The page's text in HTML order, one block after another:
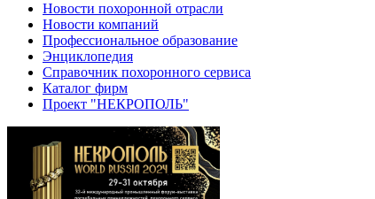
Новости похоронной отрасли
Новости компаний
Профессиональное образование
Энциклопедия
Справочник похоронного сервиса
Каталог фирм
Проект "НЕКРОПОЛЬ"